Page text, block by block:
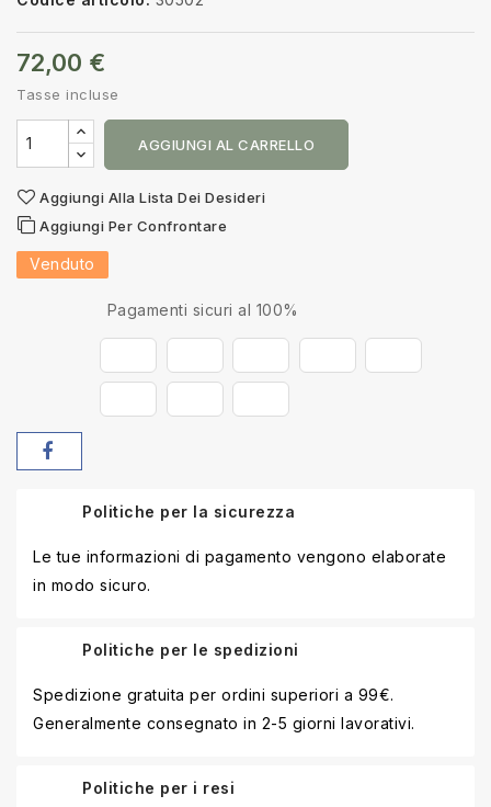
72,00 €
Tasse incluse
AGGIUNGI AL CARRELLO
Aggiungi Alla Lista Dei Desideri
Aggiungi Per Confrontare
Venduto
Pagamenti sicuri al 100%
Politiche per la sicurezza
Le tue informazioni di pagamento vengono elaborate
in modo sicuro.
Politiche per le spedizioni
Spedizione gratuita per ordini superiori a 99€.
Generalmente consegnato in 2-5 giorni lavorativi.
Politiche per i resi